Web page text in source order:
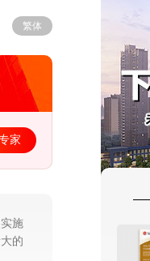
繁体
家
施
的